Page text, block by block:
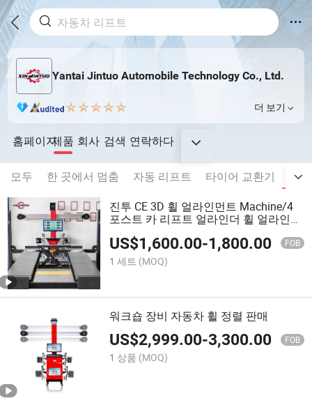
Yantai Jintuo Automobile Technology Co., Ltd.
더 보기
홈페이지제품 회사 검색 연락하다
모두 한 곳에서 멈춤 자동 리프트 타이어 교환기
휠
진투 CE 3D 휠 얼라인먼트 Machine/4
포스트 카 리프트 얼라인더 휠 얼라인어
US$1,600.00-1,800.00 FOB
1 세트 (MOQ)
워크숍 장비 자동차 휠 정렬 판매
US$2,999.00-3,300.00 FOB
1 상품 (MOQ)